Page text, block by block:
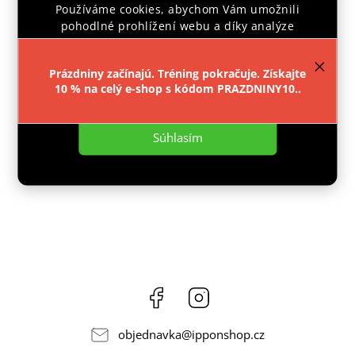
Používáme cookies, abychom Vám umožnili
pohodlné prohlížení webu a díky analýze
provozu webu neustále zlepšovali jeho funkce,
Nastavenie
Súhlasím
Prázdniny začínajú. Tréning pokračuje. Získajte
10 % na celý e-shop s kódom PRAZDNINY10..
TRIKO ADIDAS COMMUNITY LINE TAEKWONDO
€24,69
Detail
Facebook
objednavka@ipponshop.cz